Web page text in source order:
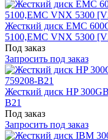
Жесткий диск EMC
5100,EMC VNX 5300
Под заказ
Запросить под заказ
Жесткий диск HP
B21
Под заказ
Запросить под заказ